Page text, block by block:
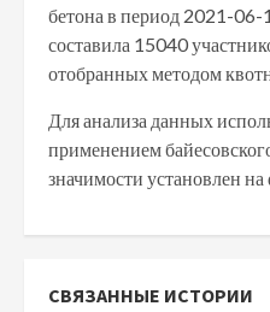
бетона в период 2021-
составила 15040
отобранных методом
Для анализа данных
применением
значимости установлен
СВЯЗАННЫЕ ИСТОРИИ